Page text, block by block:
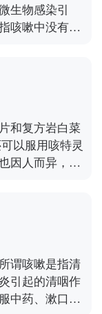
生物感染引
咳嗽中没有
引起的。临床
染、止咳化
、喹诺酮类和
有复方甘草合
囊等，具有良
和复方岩白菜
以服用咳特灵
因人而异，例
药物；如果患
我们需要抗心
的咳嗽，应积
药导致的咳
谓咳嗽是指清
引起的清咽作
中药、漱口和